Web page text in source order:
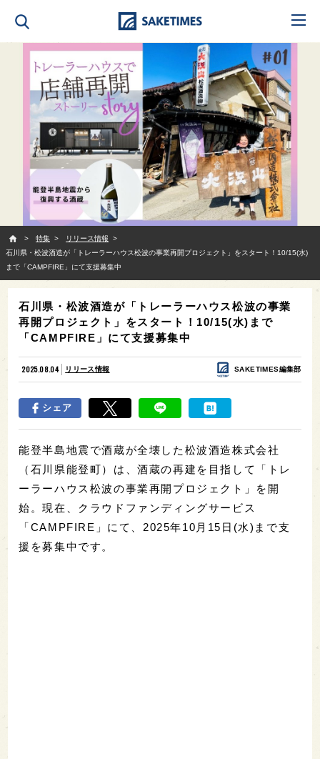
特集
リリース情報
石川県・松波酒造が「トレーラーハウス松波の事業再開プロジェクト」をスタート！10/15(水)
まで「CAMPFIRE」にて支援募集中
石川県・松波酒造が「トレーラーハウス松波の事業
再開プロジェクト」をスタート！10/15(水)まで
「CAMPFIRE」にて支援募集中
2025.08.04 リリース情報 SAKETIMES編集部
シェア
能登半島地震で酒蔵が全壊した松波酒造株式会社
（石川県能登町）は、酒蔵の再建を目指して「トレ
ーラーハウス松波の事業再開プロジェクト」を開
始。現在、クラウドファンディングサービス
「CAMPFIRE」にて、2025年10月15日(水)まで支
援を募集中です。